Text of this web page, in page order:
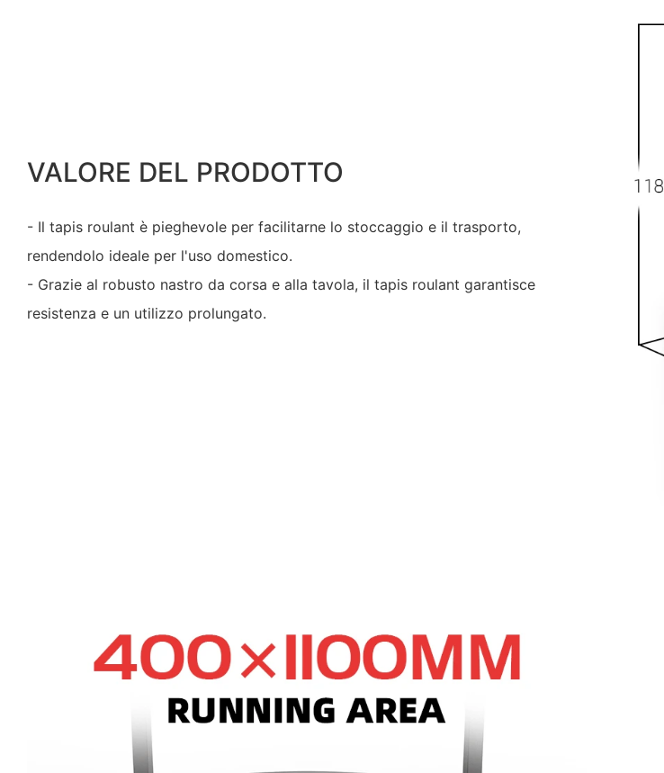
VALORE DEL PRODOTTO
- Il tapis roulant è pieghevole per facilitarne lo stoccaggio e il trasporto,
rendendolo ideale per l'uso domestico.
- Grazie al robusto nastro da corsa e alla tavola, il tapis roulant garantisce
resistenza e un utilizzo prolungato.